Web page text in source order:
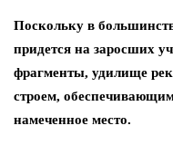
Поскольку в
придется на заросших
фрагменты, удилище
строем,
намеченное место.